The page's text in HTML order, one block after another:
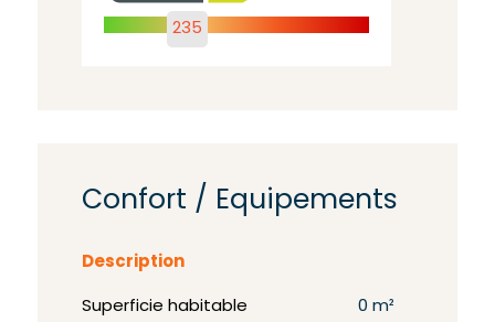
235
Confort / Equipements
Description
Superficie habitable 0 m²